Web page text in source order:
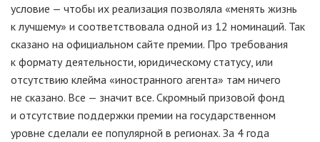
условие — чтобы их реализация позволяла «менять жизнь
к лучшему» и соответствовала одной из 12 номинаций. Так
сказано на официальном сайте премии. Про требования
к формату деятельности, юридическому статусу, или
отсутствию клейма «иностранного агента» там ничего
не сказано. Все — значит все. Скромный призовой фонд
и отсутствие поддержки премии на государственном
уровне сделали ее популярной в регионах. За 4 года